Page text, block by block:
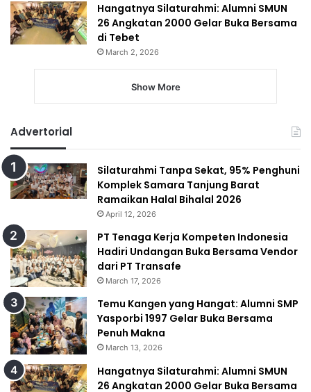
Hangatnya Silaturahmi: Alumni SMUN
26 Angkatan 2000 Gelar Buka Bersama
di Tebet
March 2, 2026
Show More
Advertorial
Silaturahmi Tanpa Sekat, 95% Penghuni
Komplek Samara Tanjung Barat
Ramaikan Halal Bihalal 2026
April 12, 2026
PT Tenaga Kerja Kompeten Indonesia
Hadiri Undangan Buka Bersama Vendor
dari PT Transafe
March 17, 2026
Temu Kangen yang Hangat: Alumni SMP
Yasporbi 1997 Gelar Buka Bersama
Penuh Makna
March 13, 2026
Hangatnya Silaturahmi: Alumni SMUN
26 Angkatan 2000 Gelar Buka Bersama